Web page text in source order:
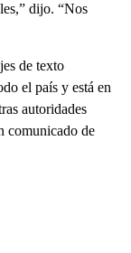
dijo. “Nos
de texto
el país y está en
autoridades
comunicado de